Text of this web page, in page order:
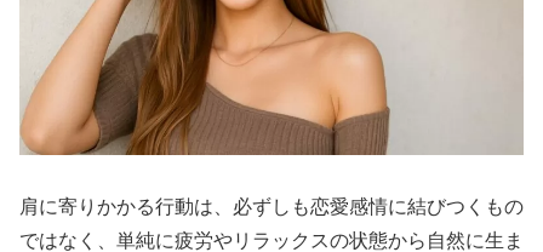
肩に寄りかかる行動は、必ずしも恋愛感情に結びつくもの
ではなく、単純に疲労やリラックスの状態から自然に生ま